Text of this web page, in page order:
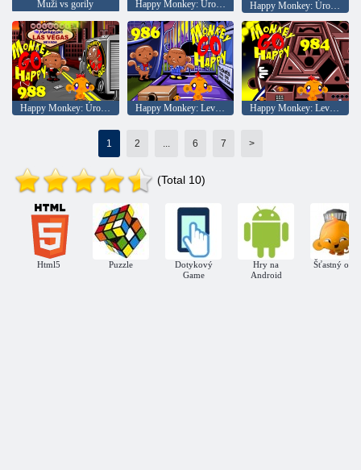
Muži vs gorily Happy Monkey: Úroveň 992
Happy Monkey: Úroveň 988 Happy Monkey: Level 986 Happy Monkey: Level 984
1 2 ... 6 7 >
(Total 10)
Html5 Puzzle
Dotykový
Game
Hry na
Android
Šťastný